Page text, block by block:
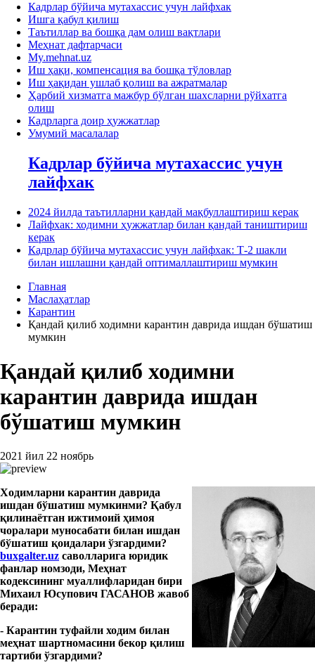
Кадрлар бўйича мутахассис учун лайфхак
Ишга қабул қилиш
Таътиллар ва бошқа дам олиш вақтлари
Меҳнат дафтарчаси
My.mehnat.uz
Иш ҳақи, компенсация ва бошқа тўловлар
Иш ҳақидан ушлаб қолиш ва ажратмалар
Ҳарбий хизматга мажбур бўлган шахсларни рўйхатга
олиш
Кадрларга доир ҳужжатлар
Умумий масалалар
Кадрлар бўйича мутахассис учун
лайфхак
2024 йилда таътилларни қандай мақбуллаштириш керак
Лайфхак: ходимни ҳужжатлар билан қандай таништириш
керак
Кадрлар бўйича мутахассис учун лайфхак: Т-2 шакли
билан ишлашни қандай оптималлаштириш мумкин
Главная
Маслаҳатлар
Карантин
Қандай қилиб ходимни карантин даврида ишдан бўшатиш
мумкин
Қандай қилиб ходимни
карантин даврида ишдан
бўшатиш мумкин
2021 йил 22 ноябрь
Ходимларни карантин даврида
ишдан бўшатиш мумкинми? Қабул
қилинаётган ижтимоий ҳимоя
чоралари муносабати билан ишдан
бўшатиш қоидалари ўзгардими?
buxgalter.uz саволларига юридик
фанлар номзоди, Меҳнат
кодексининг муаллифларидан бири
Михаил Юсупович ГАСАНОВ жавоб
беради:
- Карантин туфайли ходим билан
меҳнат шартномасини бекор қилиш
тартиби ўзгардими?